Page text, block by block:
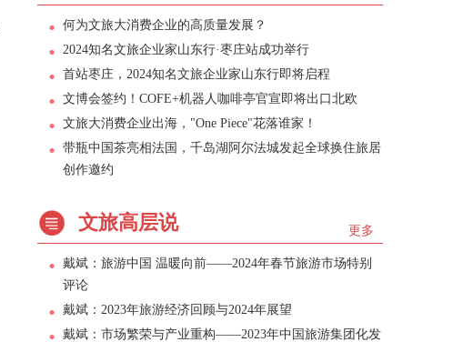
何为文旅大消费企业的高质量发展？
2024知名文旅企业家山东行·枣庄站成功举行
首站枣庄，2024知名文旅企业家山东行即将启程
文博会签约！COFE+机器人咖啡亭官宣即将出口北欧
文旅大消费企业出海，"One Piece"花落谁家！
带瓶中国茶亮相法国，千岛湖阿尔法城发起全球换住旅居
创作邀约
更多
文旅高层说
戴斌：旅游中国 温暖向前——2024年春节旅游市场特别
评论
戴斌：2023年旅游经济回顾与2024年展望
戴斌：市场繁荣与产业重构——2023年中国旅游集团化发